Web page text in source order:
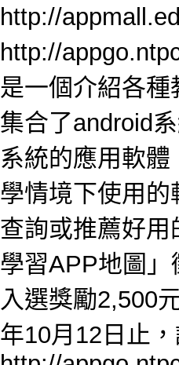
http://
http://
是一個介紹各
集合了android
系統的應用軟
學情境下使用
查詢或推薦好
學習APP地圖
入選獎勵2,500
年10月12日止